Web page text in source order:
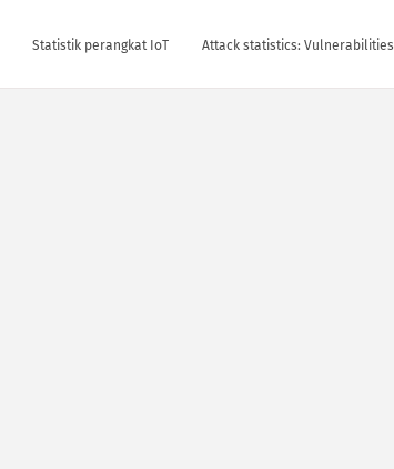
Statistik perangkat IoT Attack statistics: Vulnerabilities